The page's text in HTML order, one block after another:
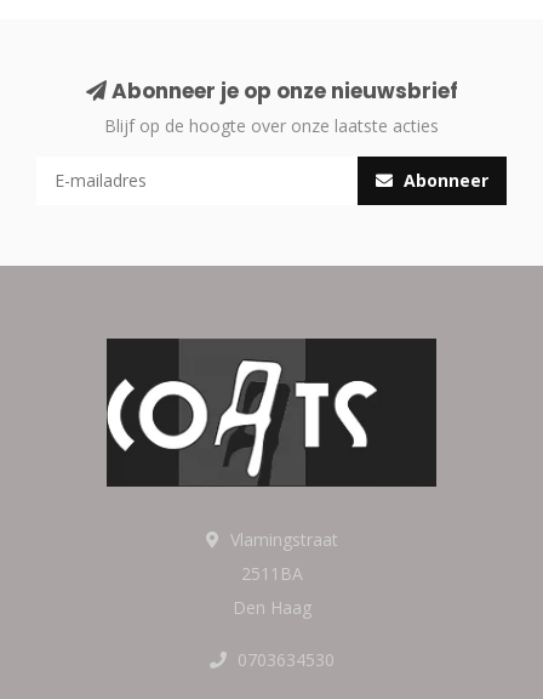
Abonneer je op onze nieuwsbrief
Blijf op de hoogte over onze laatste acties
Abonneer
Vlamingstraat
2511BA
Den Haag
0703634530